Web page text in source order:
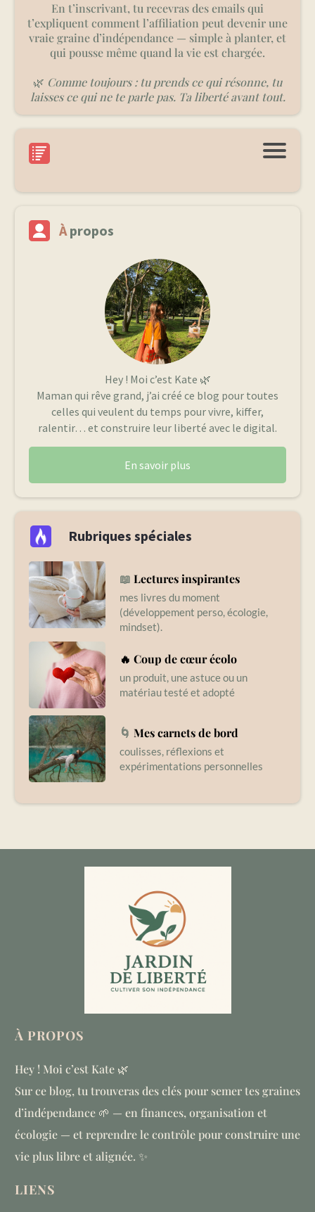
En t’inscrivant, tu recevras des emails qui
t’expliquent comment l’affiliation peut devenir une
vraie graine d’indépendance — simple à planter, et
qui pousse même quand la vie est chargée.
🌿 Comme toujours : tu prends ce qui résonne, tu
laisses ce qui ne te parle pas. Ta liberté avant tout.
Àpropos
Hey ! Moi c’est Kate 🌿
Maman qui rêve grand, j’ai créé ce blog pour toutes
celles qui veulent du temps pour vivre, kiffer,
ralentir… et construire leur liberté avec le digital.
En savoir plus
Rubriques spéciales
📖 Lectures inspirantes
mes livres du moment
(développement perso, écologie,
mindset).
🔥 Coup de cœur écolo
un produit, une astuce ou un
matériau testé et adopté
🌀 Mes carnets de bord
coulisses, réflexions et
expérimentations personnelles
À PROPOS
Hey ! Moi c’est Kate 🌿
Sur ce blog, tu trouveras des clés pour semer tes graines
d’indépendance 🌱 — en finances, organisation et
écologie — et reprendre le contrôle pour construire une
vie plus libre et alignée. ✨
LIENS